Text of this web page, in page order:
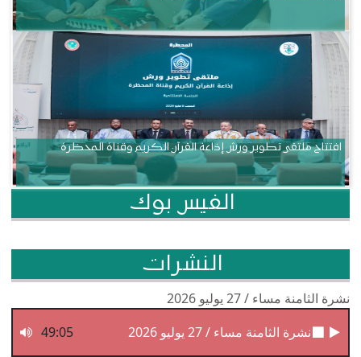
افتتاح ملتقى تطوير ورش إذاعة القرآن الكريم وقناة المحظرة
الفيس بوك
النشرات
نشرة الثامنة مساء / 27 يوليو 2026
نشرة الثامنة مساء / 27 يوليو 2026
49:05